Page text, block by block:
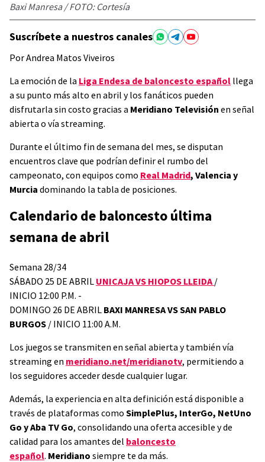
Baxi Manresa / FOTO: Cortesía
Suscríbete a nuestros canales
Por Andrea Matos Viveiros
La emoción de la Liga Endesa de baloncesto español llega
a su punto más alto en abril y los fanáticos pueden
disfrutarla sin costo gracias a Meridiano Televisión en señal
abierta o vía streaming.
Durante el último fin de semana del mes, se disputan
encuentros clave que podrían definir el rumbo del
campeonato, con equipos como Real Madrid, Valencia y
Murcia dominando la tabla de posiciones.
Calendario de baloncesto última
semana de abril
Semana 28/34
SÁBADO 25 DE ABRIL UNICAJA VS HIOPOS LLEIDA /
INICIO 12:00 P.M. -
DOMINGO 26 DE ABRIL BAXI MANRESA VS SAN PABLO
BURGOS / INICIO 11:00 A.M.
Los juegos se transmiten en señal abierta y también vía
streaming en meridiano.net/meridianotv, permitiendo a
los seguidores acceder desde cualquier lugar.
Además, la experiencia en alta definición está disponible a
través de plataformas como SimplePlus, InterGo, NetUno
Go y Aba TV Go, consolidando una oferta accesible y de
calidad para los amantes del baloncesto
español. Meridiano siempre te da más.